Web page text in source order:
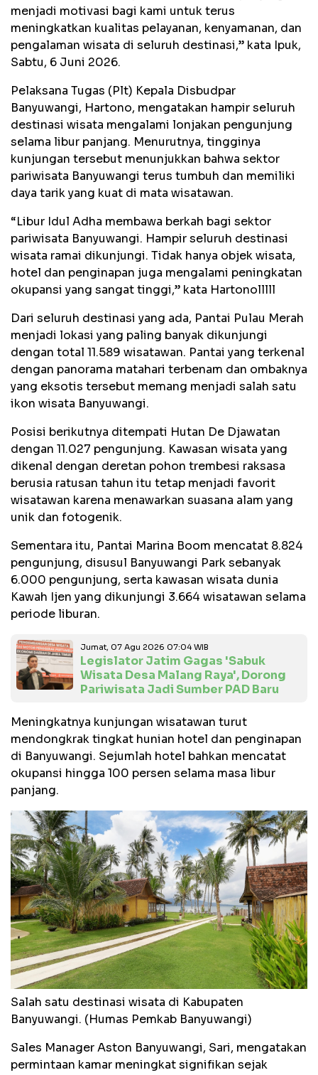
menjadi motivasi bagi kami untuk terus
meningkatkan kualitas pelayanan, kenyamanan, dan
pengalaman wisata di seluruh destinasi,” kata Ipuk,
Sabtu, 6 Juni 2026.
Pelaksana Tugas (Plt) Kepala Disbudpar
Banyuwangi, Hartono, mengatakan hampir seluruh
destinasi wisata mengalami lonjakan pengunjung
selama libur panjang. Menurutnya, tingginya
kunjungan tersebut menunjukkan bahwa sektor
pariwisata Banyuwangi terus tumbuh dan memiliki
daya tarik yang kuat di mata wisatawan.
“Libur Idul Adha membawa berkah bagi sektor
pariwisata Banyuwangi. Hampir seluruh destinasi
wisata ramai dikunjungi. Tidak hanya objek wisata,
hotel dan penginapan juga mengalami peningkatan
okupansi yang sangat tinggi,” kata Hartonolllll
Dari seluruh destinasi yang ada, Pantai Pulau Merah
menjadi lokasi yang paling banyak dikunjungi
dengan total 11.589 wisatawan. Pantai yang terkenal
dengan panorama matahari terbenam dan ombaknya
yang eksotis tersebut memang menjadi salah satu
ikon wisata Banyuwangi.
Posisi berikutnya ditempati Hutan De Djawatan
dengan 11.027 pengunjung. Kawasan wisata yang
dikenal dengan deretan pohon trembesi raksasa
berusia ratusan tahun itu tetap menjadi favorit
wisatawan karena menawarkan suasana alam yang
unik dan fotogenik.
Sementara itu, Pantai Marina Boom mencatat 8.824
pengunjung, disusul Banyuwangi Park sebanyak
6.000 pengunjung, serta kawasan wisata dunia
Kawah Ijen yang dikunjungi 3.664 wisatawan selama
periode liburan.
Jumat, 07 Agu 2026 07:04 WIB
Legislator Jatim Gagas 'Sabuk
Wisata Desa Malang Raya', Dorong
Pariwisata Jadi Sumber PAD Baru
Meningkatnya kunjungan wisatawan turut
mendongkrak tingkat hunian hotel dan penginapan
di Banyuwangi. Sejumlah hotel bahkan mencatat
okupansi hingga 100 persen selama masa libur
panjang.
Salah satu destinasi wisata di Kabupaten
Banyuwangi. (Humas Pemkab Banyuwangi)
Sales Manager Aston Banyuwangi, Sari, mengatakan
permintaan kamar meningkat signifikan sejak